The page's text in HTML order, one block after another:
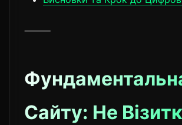
⸻
Сайту: Не